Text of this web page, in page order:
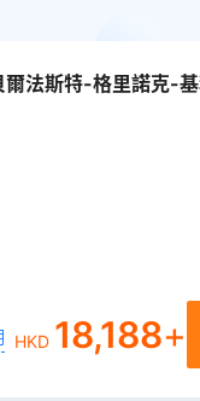
法斯特-格里諾克-
HKD 18,188+